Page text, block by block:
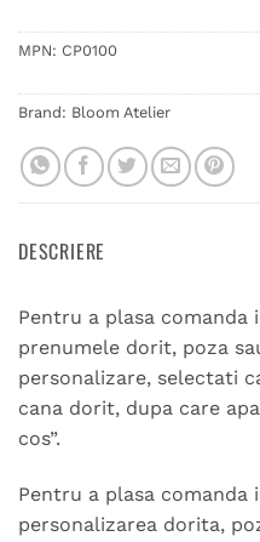
MPN: CP0100
Brand: Bloom Atelier
DESCRIERE
Pentru a plasa
prenumele dorit, poza
personalizare, selectati
cana dorit, dupa care
cos”.
Pentru a plasa
personalizarea dorita,